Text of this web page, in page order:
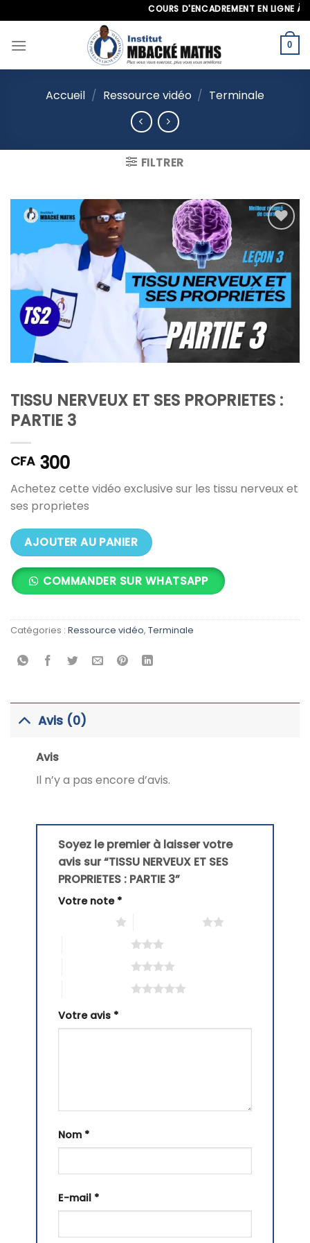
to
content
COURS D'ENCADREMENT EN LIGNE À
0
Accueil / Ressource vidéo / Terminale
FILTRER
Ajouter
à la
liste
d’envies
TISSU NERVEUX ET SES PROPRIETES :
PARTIE 3
CFA 300
Achetez cette vidéo exclusive sur les tissu nerveux et
ses proprietes
AJOUTER AU PANIER
COMMANDER SUR WHATSAPP
Catégories : Ressource vidéo, Terminale
Avis (0)
Avis
Il n’y a pas encore d’avis.
Soyez le premier à laisser votre
avis sur “TISSU NERVEUX ET SES
PROPRIETES : PARTIE 3”
Votre note *
Votre avis *
Nom *
E-mail *